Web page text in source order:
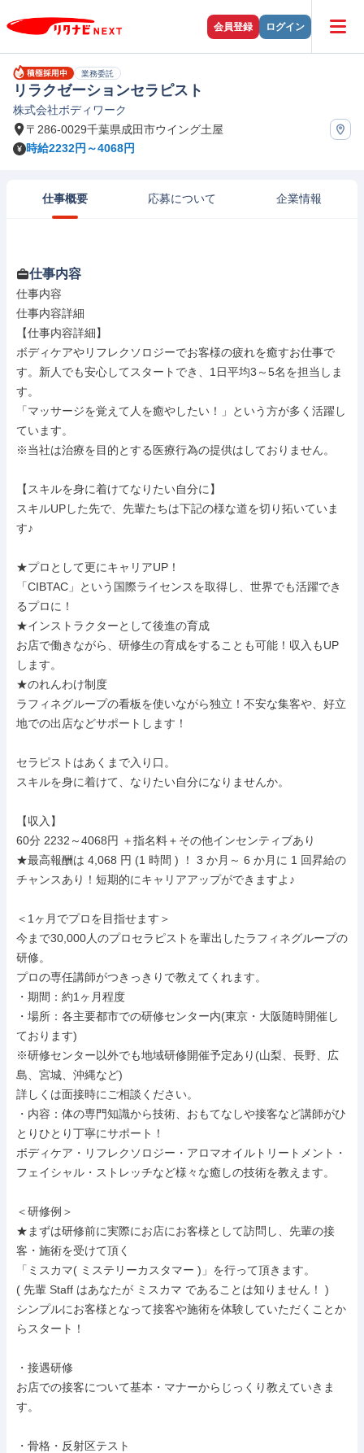
会員登録 ログイン
業務委託
リラクゼーションセラピスト
株式会社ボディワーク
〒286-0029千葉県成田市ウイング土屋
時給2232円～4068円
仕事概要 応募について 企業情報
仕事内容
仕事内容
仕事内容詳細
【仕事内容詳細】
ボディケアやリフレクソロジーでお客様の疲れを癒すお仕事で
す。新人でも安心してスタートでき、1日平均3～5名を担当しま
す。
「マッサージを覚えて人を癒やしたい！」という方が多く活躍し
ています。
※当社は治療を目的とする医療行為の提供はしておりません。
【スキルを身に着けてなりたい自分に】
スキルUPした先で、先輩たちは下記の様な道を切り拓いていま
す♪
★プロとして更にキャリアUP！
「CIBTAC」という国際ライセンスを取得し、世界でも活躍でき
るプロに！
★インストラクターとして後進の育成
お店で働きながら、研修生の育成をすることも可能！収入もUP
します。
★のれんわけ制度
ラフィネグループの看板を使いながら独立！不安な集客や、好立
地での出店などサポートします！
セラピストはあくまで入り口。
スキルを身に着けて、なりたい自分になりませんか。
【収入】
60分 2232～4068円 ＋指名料＋その他インセンティブあり
★最高報酬は 4,068 円 (1 時間 ) ！ 3 か月～ 6 か月に 1 回昇給の
チャンスあり！短期的にキャリアアップができますよ♪
＜1ヶ月でプロを目指せます＞
今まで30,000人のプロセラピストを輩出したラフィネグループの
研修。
プロの専任講師がつきっきりで教えてくれます。
・期間：約1ヶ月程度
・場所：各主要都市での研修センター内(東京・大阪随時開催し
ております)
※研修センター以外でも地域研修開催予定あり(山梨、長野、広
島、宮城、沖縄など)
詳しくは面接時にご相談ください。
・内容：体の専門知識から技術、おもてなしや接客など講師がひ
とりひとり丁寧にサポート！
ボディケア・リフレクソロジー・アロマオイルトリートメント・
フェイシャル・ストレッチなど様々な癒しの技術を教えます。
＜研修例＞
★まずは研修前に実際にお店にお客様として訪問し、先輩の接
客・施術を受けて頂く
「ミスカマ( ミステリーカスタマー )」を行って頂きます。
( 先輩 Staff はあなたが ミスカマ であることは知りません！ )
シンプルにお客様となって接客や施術を体験していただくことか
らスタート！
・接遇研修
お店での接客について基本・マナーからじっくり教えていきま
す。
・骨格・反射区テスト